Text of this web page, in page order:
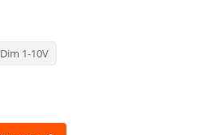
Dim 1-10V